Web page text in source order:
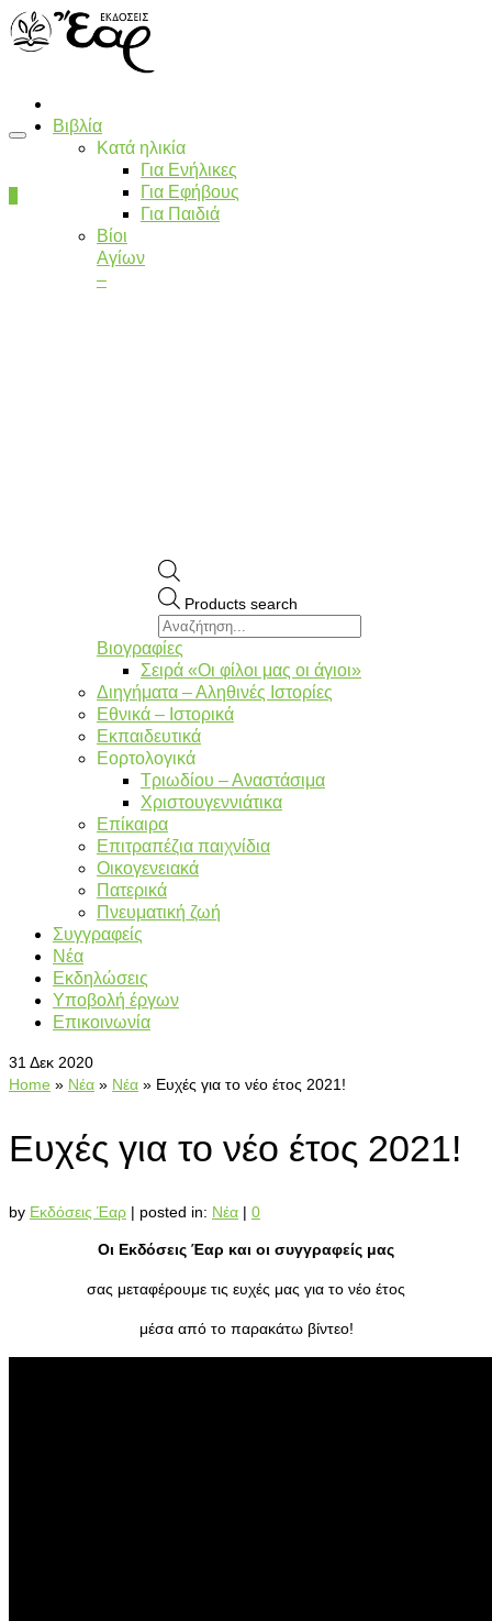
Products search
Βιβλία
Κατά ηλικία
Για Ενήλικες
Για Εφήβους
Για Παιδιά
Βίοι
Αγίων
–
Βιογραφίες
Σειρά «Οι φίλοι μας οι άγιοι»
Διηγήματα – Αληθινές Ιστορίες
Εθνικά – Ιστορικά
Εκπαιδευτικά
Εορτολογικά
Τριωδίου – Αναστάσιμα
Χριστουγεννιάτικα
Επίκαιρα
Επιτραπέζια παιχνίδια
Οικογενειακά
Πατερικά
Πνευματική ζωή
Συγγραφείς
Νέα
Εκδηλώσεις
Υποβολή έργων
Επικοινωνία
31 Δεκ 2020
Home » Νέα » Νέα » Ευχές για το νέο έτος 2021!
Ευχές για το νέο έτος 2021!
by Εκδόσεις Έαρ | posted in: Νέα | 0
Οι Εκδόσεις Έαρ και οι συγγραφείς μας
σας μεταφέρουμε τις ευχές μας για το νέο έτος
μέσα από το παρακάτω βίντεο!